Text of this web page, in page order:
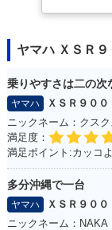
2016年 XSR900・
ヤマハ ＸＳＲ
乗りやすさは二の次
ヤマハ
ＸＳＲ９００
ニックネーム：クスク
満足度：
多分沖縄で一台
ヤマハ
ＸＳＲ９００
ニックネーム：NAKA